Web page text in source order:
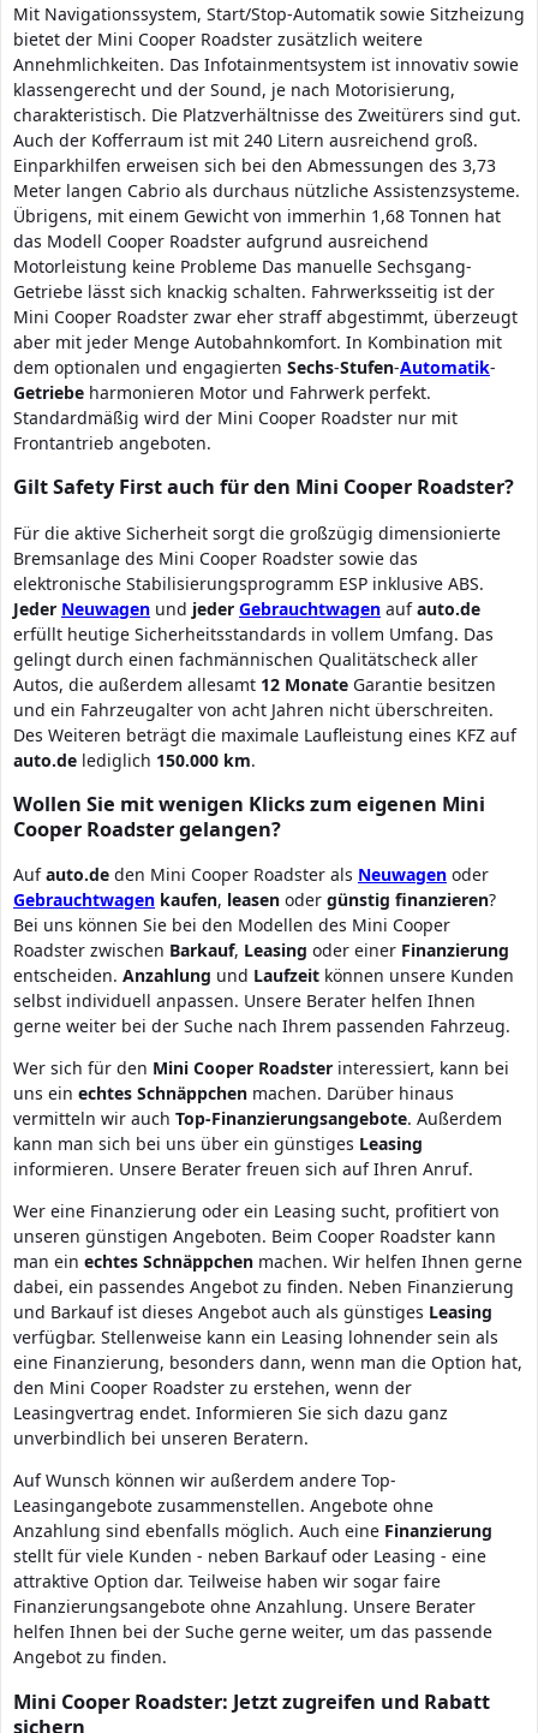
Mit Navigationssystem, Start/Stop-Automatik sowie Sitzheizung
bietet der Mini Cooper Roadster zusätzlich weitere
Annehmlichkeiten. Das Infotainmentsystem ist innovativ sowie
klassengerecht und der Sound, je nach Motorisierung,
charakteristisch. Die Platzverhältnisse des Zweitürers sind gut.
Auch der Kofferraum ist mit 240 Litern ausreichend groß.
Einparkhilfen erweisen sich bei den Abmessungen des 3,73
Meter langen Cabrio als durchaus nützliche Assistenzsysteme.
Übrigens, mit einem Gewicht von immerhin 1,68 Tonnen hat
das Modell Cooper Roadster aufgrund ausreichend
Motorleistung keine Probleme Das manuelle Sechsgang-
Getriebe lässt sich knackig schalten. Fahrwerksseitig ist der
Mini Cooper Roadster zwar eher straff abgestimmt, überzeugt
aber mit jeder Menge Autobahnkomfort. In Kombination mit
dem optionalen und engagierten Sechs-Stufen-Automatik-
Getriebe harmonieren Motor und Fahrwerk perfekt.
Standardmäßig wird der Mini Cooper Roadster nur mit
Frontantrieb angeboten.
Gilt Safety First auch für den Mini Cooper Roadster?
Für die aktive Sicherheit sorgt die großzügig dimensionierte
Bremsanlage des Mini Cooper Roadster sowie das
elektronische Stabilisierungsprogramm ESP inklusive ABS.
Jeder Neuwagen und jeder Gebrauchtwagen aufauto.de
erfüllt heutige Sicherheitsstandards in vollem Umfang. Das
gelingt durch einen fachmännischen Qualitätscheck aller
Autos, die außerdem allesamt 12 Monate Garantie besitzen
und ein Fahrzeugalter von acht Jahren nicht überschreiten.
Des Weiteren beträgt die maximale Laufleistung eines KFZ auf
auto.de lediglich 150.000 km.
Wollen Sie mit wenigen Klicks zum eigenen Mini
Cooper Roadster gelangen?
Aufauto.de den Mini Cooper Roadster als Neuwagen oder
Gebrauchtwagen kaufen, leasen oder günstig finanzieren?
Bei uns können Sie bei den Modellen des Mini Cooper
Roadster zwischen Barkauf, Leasing oder einer Finanzierung
entscheiden. Anzahlung und Laufzeit können unsere Kunden
selbst individuell anpassen. Unsere Berater helfen Ihnen
gerne weiter bei der Suche nach Ihrem passenden Fahrzeug.
Wer sich für den Mini Cooper Roadster interessiert, kann bei
uns ein echtes Schnäppchen machen. Darüber hinaus
vermitteln wir auch Top-Finanzierungsangebote. Außerdem
kann man sich bei uns über ein günstiges Leasing
informieren. Unsere Berater freuen sich auf Ihren Anruf.
Wer eine Finanzierung oder ein Leasing sucht, profitiert von
unseren günstigen Angeboten. Beim Cooper Roadster kann
man ein echtes Schnäppchen machen. Wir helfen Ihnen gerne
dabei, ein passendes Angebot zu finden. Neben Finanzierung
und Barkauf ist dieses Angebot auch als günstiges Leasing
verfügbar. Stellenweise kann ein Leasing lohnender sein als
eine Finanzierung, besonders dann, wenn man die Option hat,
den Mini Cooper Roadster zu erstehen, wenn der
Leasingvertrag endet. Informieren Sie sich dazu ganz
unverbindlich bei unseren Beratern.
Auf Wunsch können wir außerdem andere Top-
Leasingangebote zusammenstellen. Angebote ohne
Anzahlung sind ebenfalls möglich. Auch eine Finanzierung
stellt für viele Kunden - neben Barkauf oder Leasing - eine
attraktive Option dar. Teilweise haben wir sogar faire
Finanzierungsangebote ohne Anzahlung. Unsere Berater
helfen Ihnen bei der Suche gerne weiter, um das passende
Angebot zu finden.
Mini Cooper Roadster: Jetzt zugreifen und Rabatt
sichern